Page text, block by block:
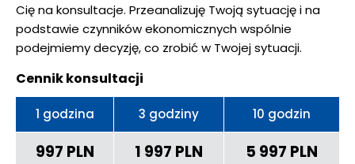
Cię na konsultacje. Przeanalizuję Twoją sytuację i na
podstawie czynników ekonomicznych wspólnie
podejmiemy decyzję, co zrobić w Twojej sytuacji.
Cennik konsultacji
1 godzina 3 godziny 10 godzin
997 PLN 1 997 PLN 5 997 PLN